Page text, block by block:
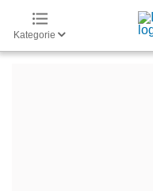
Kategorie